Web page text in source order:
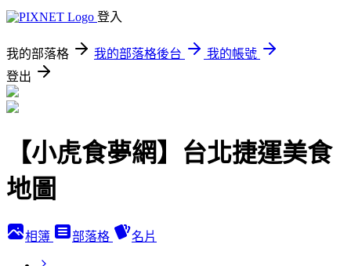
登入
我的部落格 我的部落格後台
我的帳號
登出
【小虎食夢網】台北捷運美食
地圖
相簿 部落格 名片